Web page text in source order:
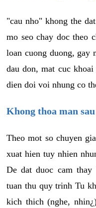
"cau nho" khong the
mo seo chay doc theo
loan cuong duong, gay
dau don, mat cuc
dien doi voi nhung co
Khong thoa man
Theo mot so chuyen
xuat hien tuy nhien
De dat duoc cam
tuan thu quy trinh Tu
kich thich (nghe,